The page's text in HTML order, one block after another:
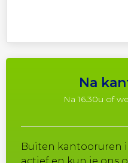
Na
Na 16.30u of
Buiten kantooruren